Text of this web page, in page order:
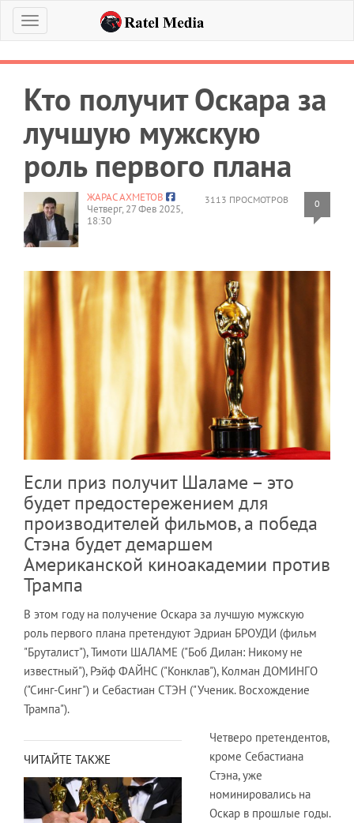
Меню
Кто получит Оскара за
лучшую мужскую
роль первого плана
3113 ПРОСМОТРОВ 0
ЖАРАС АХМЕТОВ
Четверг, 27 Фев 2025,
18:30
Если приз получит Шаламе – это
будет предостережением для
производителей фильмов, а победа
Стэна будет демаршем
Американской киноакадемии против
Трампа
В этом году на получение Оскара за лучшую мужскую
роль первого плана претендуют Эдриан БРОУДИ (фильм
"Бруталист"), Тимоти ШАЛАМЕ ("Боб Дилан: Никому не
известный"), Рэйф ФАЙНС ("Конклав"), Колман ДОМИНГО
("Синг-Синг") и Себастиан СТЭН ("Ученик. Восхождение
Трампа").
ЧИТАЙТЕ ТАКЖЕ
Четверо претендентов,
кроме Себастиана
Стэна, уже
номинировались на
Оскар в прошлые годы.